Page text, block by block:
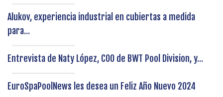
Alukov, experiencia industrial en cubiertas a medida
para...
Entrevista de Naty López, COO de BWT Pool Division, y...
EuroSpaPoolNews les desea un Feliz Año Nuevo 2024